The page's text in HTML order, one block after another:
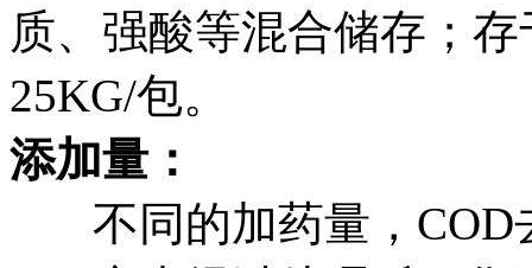
质、强酸等混合储存；
25KG/包。
添加量：
不同的加药量，COD